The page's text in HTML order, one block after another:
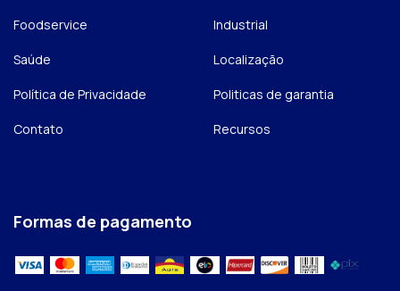
Foodservice Industrial
Saúde Localização
Política de Privacidade Politicas de garantia
Contato Recursos
Formas de pagamento